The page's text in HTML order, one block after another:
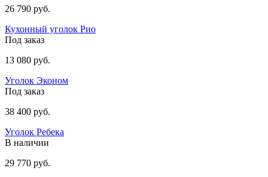
26 790 руб.
Кухонный уголок Рио
Под заказ
13 080 руб.
Уголок Эконом
Под заказ
38 400 руб.
Уголок Ребека
В наличии
29 770 руб.